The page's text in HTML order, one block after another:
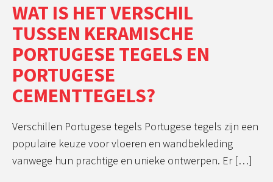
WAT IS HET VERSCHIL
TUSSEN KERAMISCHE
PORTUGESE TEGELS EN
PORTUGESE
CEMENTTEGELS?
Verschillen Portugese tegels Portugese tegels zijn een
populaire keuze voor vloeren en wandbekleding
vanwege hun prachtige en unieke ontwerpen. Er […]